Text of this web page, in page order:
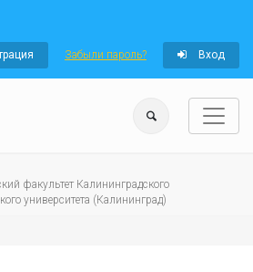
Забыли пароль? Вход
факультет Калининградского
университета (Калининград)